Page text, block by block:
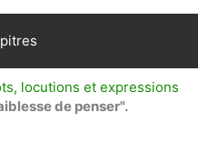
locutions et expressions
de penser".